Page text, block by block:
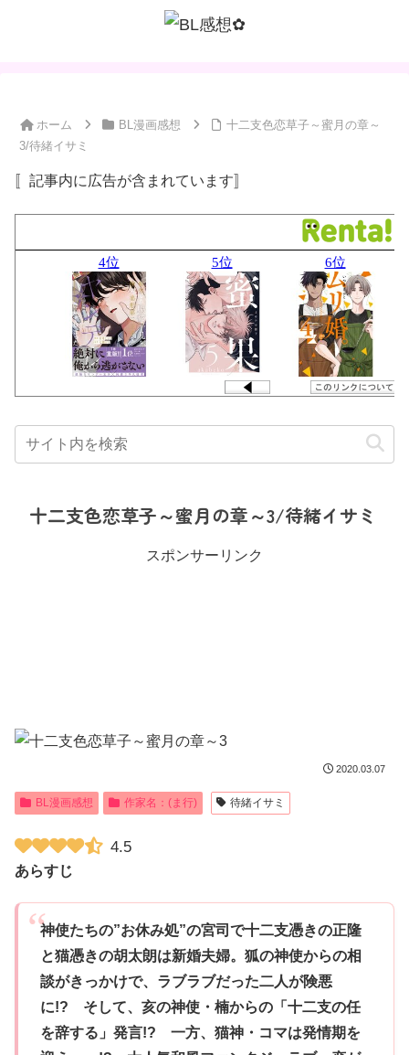
ホーム BL漫画感想
十二支色恋草子～蜜月の章～
3/待緒イサミ
〚記事内に広告が含まれています〛
十二支色恋草子～蜜月の章～3/待緒イサミ
スポンサーリンク
2020.03.07
BL漫画感想 作家名：(ま行) 待緒イサミ
4.5
あらすじ
神使たちの”お休み処”の宮司で十二支憑きの正隆
と猫憑きの胡太朗は新婚夫婦。狐の神使からの相
談がきっかけで、ラブラブだった二人が険悪
に!? そして、亥の神使・楠からの「十二支の任
を辞する」発言!? 一方、猫神・コマは発情期を